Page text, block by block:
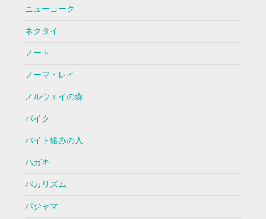
ニューヨーク
ネクタイ
ノート
ノーマ・レイ
ノルウェイの森
バイク
バイト絡みの人
ハガキ
バカリズム
パジャマ